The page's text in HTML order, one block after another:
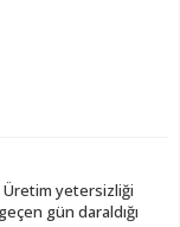
Üretim yetersizliği
gün daraldığı